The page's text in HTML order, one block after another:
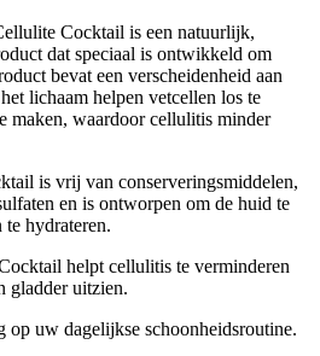
Cocktail is een natuurlijk,
dat speciaal is ontwikkeld om
bevat een verscheidenheid aan
lichaam helpen vetcellen los te
maken, waardoor cellulitis minder
is vrij van conserveringsmiddelen,
en is ontworpen om de huid te
te hydrateren.
helpt cellulitis te verminderen
gladder uitzien.
op uw dagelijkse schoonheidsroutine.